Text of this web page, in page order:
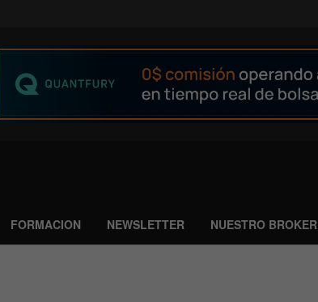
FORMACION NEWSLETTER NUESTRO BROKER